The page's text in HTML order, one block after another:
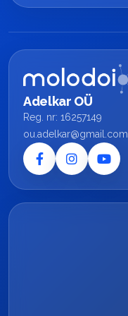
Adelkar OÜ
Reg. nr: 16257149
ou.adelkar@gmail.com